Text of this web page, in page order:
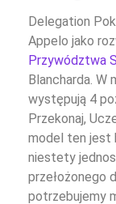
Delegation
Appelo jako
Przywództwa
Blancharda. W
występują 4
Przekonaj,
model ten jest
niestety
przełożonego
potrzebujemy